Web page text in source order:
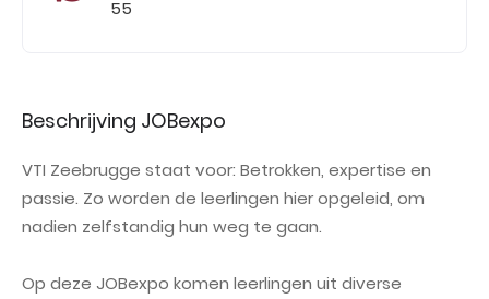
55
Beschrijving JOBexpo
VTI Zeebrugge staat voor: Betrokken, expertise en
passie. Zo worden de leerlingen hier opgeleid, om
nadien zelfstandig hun weg te gaan.
Op deze JOBexpo komen leerlingen uit diverse